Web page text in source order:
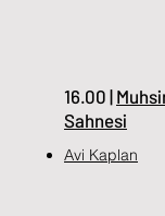
16.00 |
Sahnesi
Avi Kaplan